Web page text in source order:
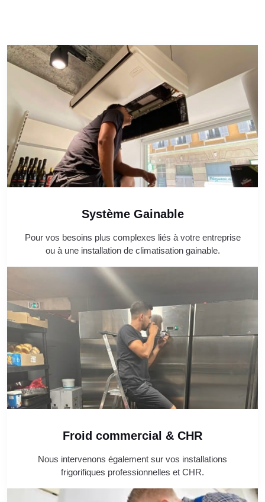
Système Gainable
Pour vos besoins plus complexes liés à votre entreprise
ou à une installation de climatisation gainable.
Froid commercial & CHR
Nous intervenons également sur vos installations
frigorifiques professionnelles et CHR.